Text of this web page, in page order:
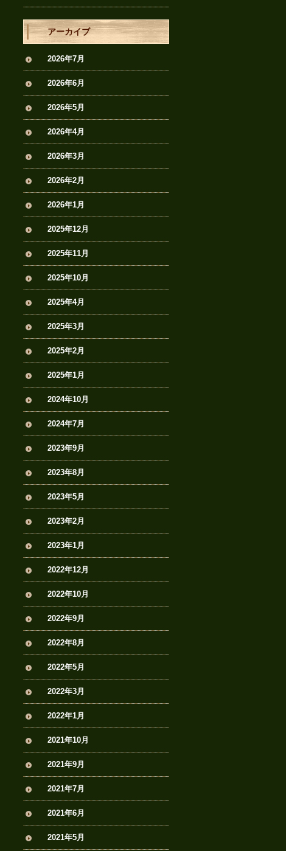
アーカイブ
2026年7月
2026年6月
2026年5月
2026年4月
2026年3月
2026年2月
2026年1月
2025年12月
2025年11月
2025年10月
2025年4月
2025年3月
2025年2月
2025年1月
2024年10月
2024年7月
2023年9月
2023年8月
2023年5月
2023年2月
2023年1月
2022年12月
2022年10月
2022年9月
2022年8月
2022年5月
2022年3月
2022年1月
2021年10月
2021年9月
2021年7月
2021年6月
2021年5月